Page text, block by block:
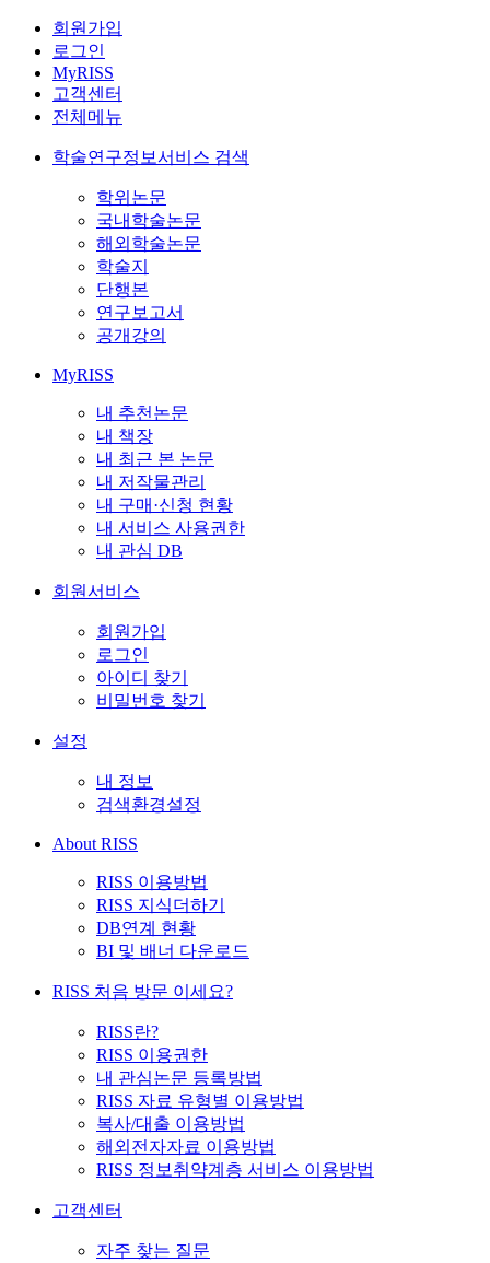
회원가입
로그인
MyRISS
고객센터
전체메뉴
학술연구정보서비스 검색
학위논문
국내학술논문
해외학술논문
학술지
단행본
연구보고서
공개강의
MyRISS
내 추천논문
내 책장
내 최근 본 논문
내 저작물관리
내 구매·신청 현황
내 서비스 사용권한
내 관심 DB
회원서비스
회원가입
로그인
아이디 찾기
비밀번호 찾기
설정
내 정보
검색환경설정
About RISS
RISS 이용방법
RISS 지식더하기
DB연계 현황
BI 및 배너 다운로드
RISS 처음 방문 이세요?
RISS란?
RISS 이용권한
내 관심논문 등록방법
RISS 자료 유형별 이용방법
복사/대출 이용방법
해외전자자료 이용방법
RISS 정보취약계층 서비스 이용방법
고객센터
자주 찾는 질문